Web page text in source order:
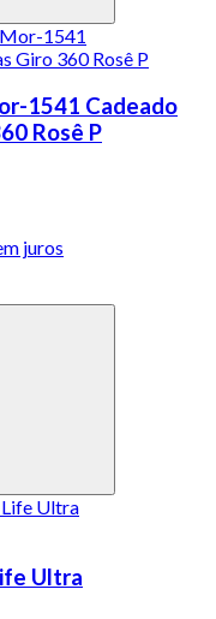
1541 Cadeado
Rosê P
juros
Ultra